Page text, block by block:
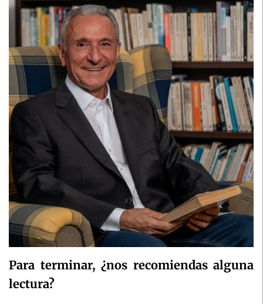
Para terminar, ¿nos recomiendas alguna
lectura?